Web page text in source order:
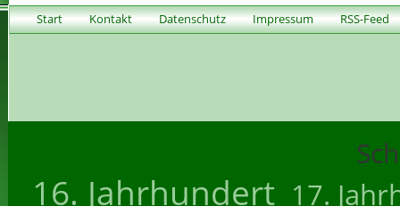
Start Kontakt Datenschutz Impressum RSS-Feed
16. Jahrhundert 17.